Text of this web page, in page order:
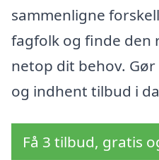
sammenligne
fagfolk og finde den
netop dit behov.
og indhent tilbud i
Få 3 tilbud, gratis